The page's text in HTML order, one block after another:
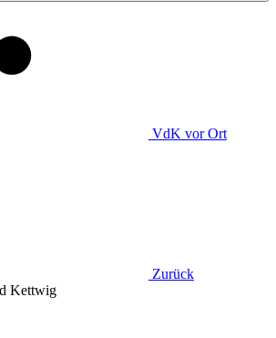
VdK vor Ort
Zurück
Kettwig